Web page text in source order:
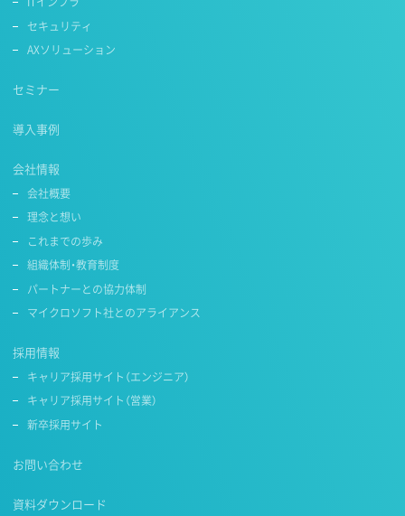
セキュリティ
AXソリューション
セミナー
導入事例
会社情報
会社概要
理念と想い
これまでの歩み
組織体制・教育制度
パートナーとの協力体制
マイクロソフト社とのアライアンス
採用情報
キャリア採用サイト（エンジニア）
キャリア採用サイト（営業）
新卒採用サイト
お問い合わせ
資料ダウンロード